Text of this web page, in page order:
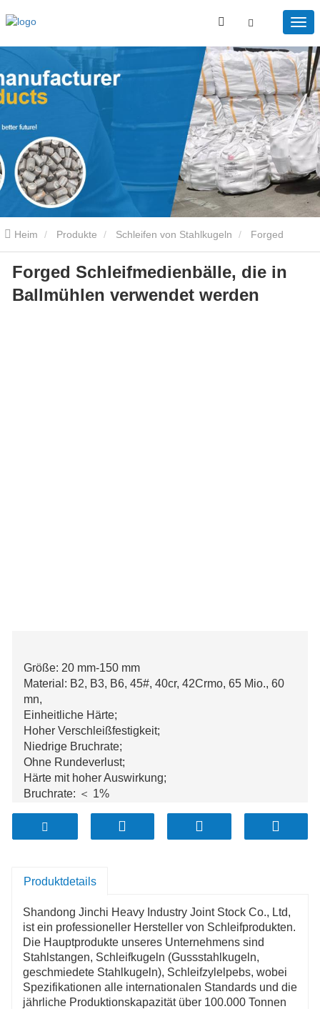
Heim Produkte Schleifen von Stahlkugeln
Schleifmedienbälle, die in Ballmühlen verwendet werden
Forged Schleifmedienbälle, die in
Ballmühlen verwendet werden
Größe: 20 mm-150 mm
Material: B2, B3, B6, 45#, 40cr, 42Crmo, 65 Mio., 60
mn,
Einheitliche Härte;
Hoher Verschleißfestigkeit;
Niedrige Bruchrate;
Ohne Rundeverlust;
Härte mit hoher Auswirkung;
Bruchrate: ＜ 1%
Tonnen;
Produktdetails
Shandong Jinchi Heavy Industry Joint Stock Co., Ltd,
ist ein professioneller Hersteller von Schleifprodukten.
Die Hauptprodukte unseres Unternehmens sind
Stahlstangen, Schleifkugeln (Gussstahlkugeln,
geschmiedete Stahlkugeln), Schleifzylelpebs, wobei
Spezifikationen alle internationalen Standards und die
jährliche Produktionskapazität über 100.000 Tonnen